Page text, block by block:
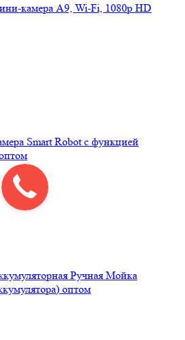
камера A9, Wi-Fi, 1080p HD
Smart Robot с функцией
Ручная Мойка
оптом